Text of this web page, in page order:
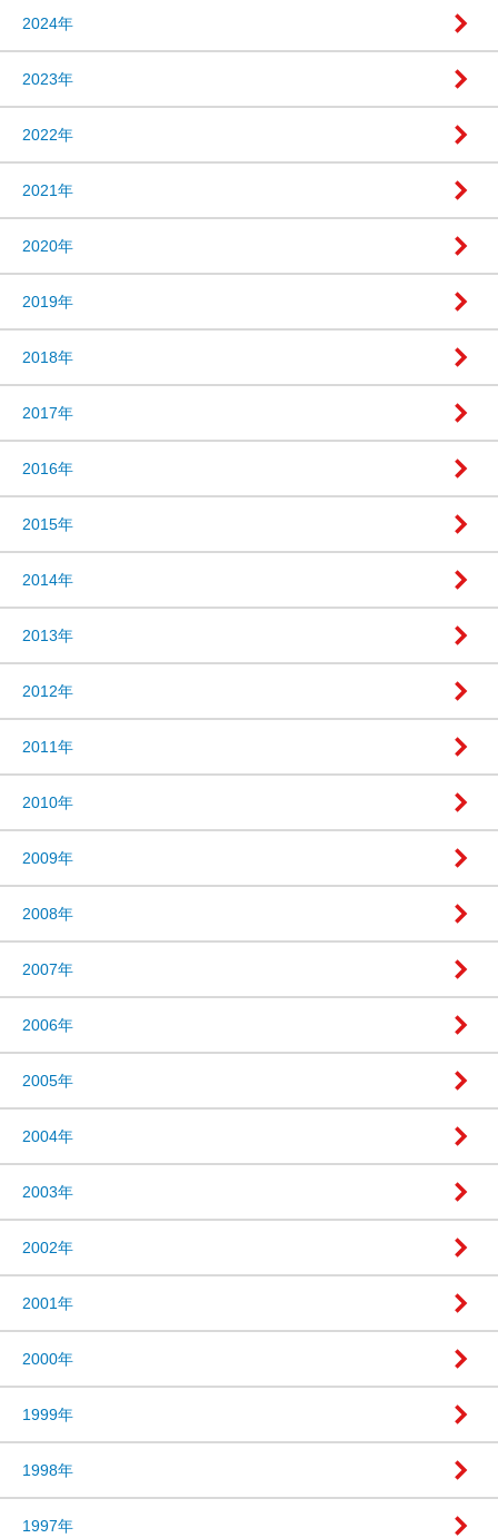
2024年
2023年
2022年
2021年
2020年
2019年
2018年
2017年
2016年
2015年
2014年
2013年
2012年
2011年
2010年
2009年
2008年
2007年
2006年
2005年
2004年
2003年
2002年
2001年
2000年
1999年
1998年
1997年